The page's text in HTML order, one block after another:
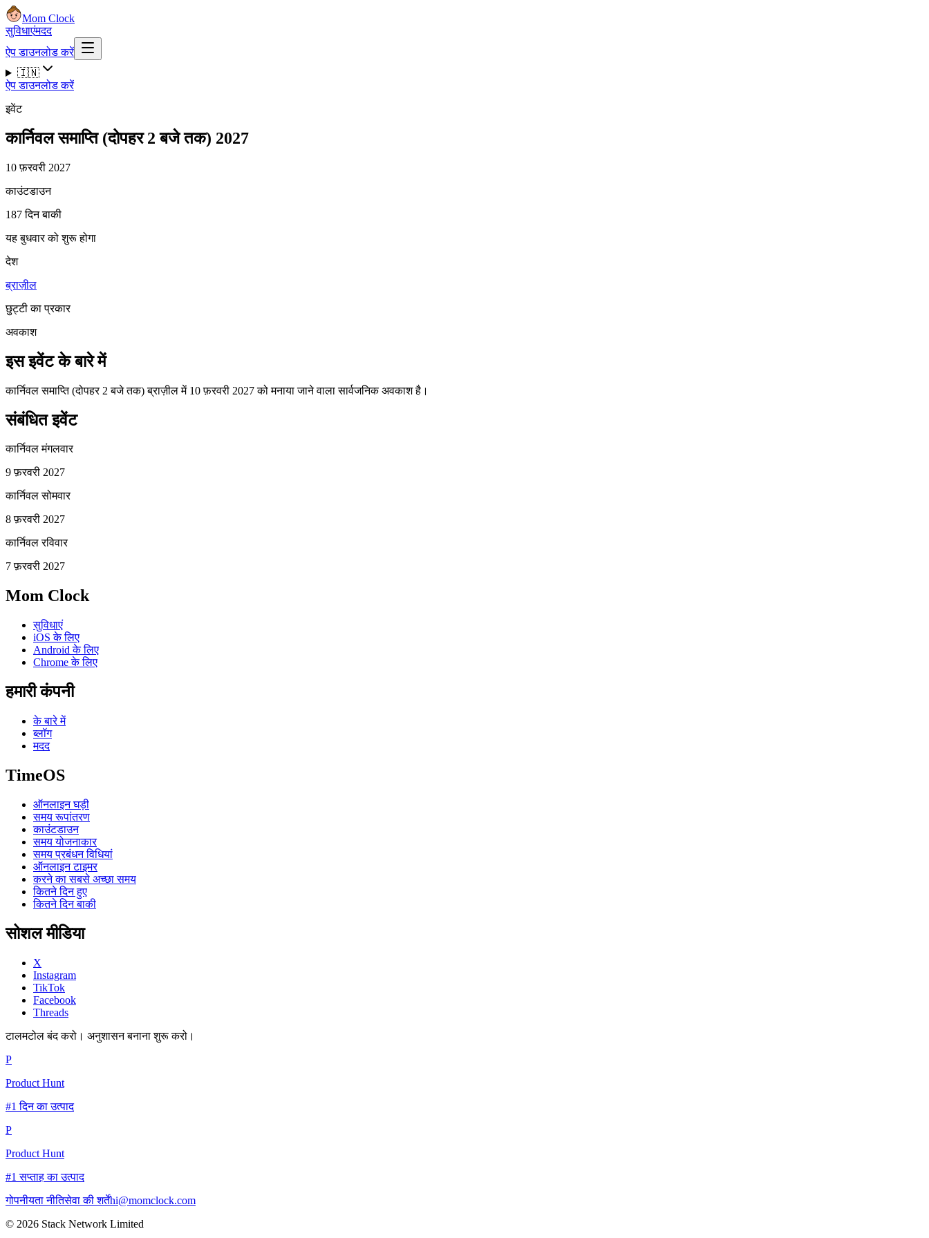
Mom Clock
सुविधाएंमदद
ऐप डाउनलोड करें
🇮🇳
ऐप डाउनलोड करें
इवेंट
कार्निवल समाप्ति (दोपहर 2 बजे तक) 2027
10 फ़रवरी 2027
काउंटडाउन
187 दिन बाकी
यह बुधवार को शुरू होगा
देश
ब्राज़ील
छुट्टी का प्रकार
अवकाश
इस इवेंट के बारे में
कार्निवल समाप्ति (दोपहर 2 बजे तक) ब्राज़ील में 10 फ़रवरी 2027 को मनाया जाने वाला सार्वजनिक अवकाश है।
संबंधित इवेंट
कार्निवल मंगलवार
9 फ़रवरी 2027
कार्निवल सोमवार
8 फ़रवरी 2027
कार्निवल रविवार
7 फ़रवरी 2027
Mom Clock
सुविधाएं
iOS के लिए
Android के लिए
Chrome के लिए
हमारी कंपनी
के बारे में
ब्लॉग
मदद
TimeOS
ऑनलाइन घड़ी
समय रूपांतरण
काउंटडाउन
समय योजनाकार
समय प्रबंधन विधियां
ऑनलाइन टाइमर
करने का सबसे अच्छा समय
कितने दिन हुए
कितने दिन बाकी
सोशल मीडिया
X
Instagram
TikTok
Facebook
Threads
टालमटोल बंद करो। अनुशासन बनाना शुरू करो।
P
Product Hunt
#1 दिन का उत्पाद
P
Product Hunt
#1 सप्ताह का उत्पाद
गोपनीयता नीतिसेवा की शर्तेंhi@momclock.com
© 2026 Stack Network Limited